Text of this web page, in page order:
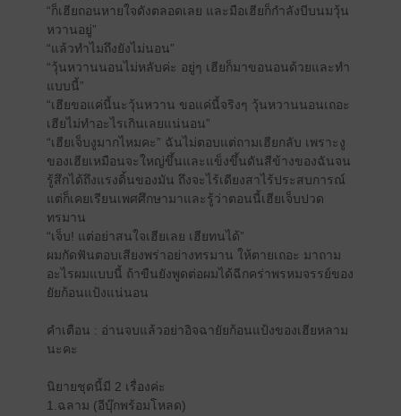
“ก็เฮียถอนหายใจดังตลอดเลย และมือเฮียก็กำลังบีบนมวุ้น
หวานอยู่”
“แล้วทำไมถึงยังไม่นอน”
“วุ้นหวานนอนไม่หลับค่ะ อยู่ๆ เฮียก็มาขอนอนด้วยและทำ
แบบนี้”
“เฮียขอแค่นี้นะวุ้นหวาน ขอแค่นี้จริงๆ วุ้นหวานนอนเถอะ
เฮียไม่ทำอะไรเกินเลยแน่นอน”
“เฮียเจ็บงูมากไหมคะ” ฉันไม่ตอบแต่ถามเฮียกลับ เพราะงู
ของเฮียเหมือนจะใหญ่ขึ้นและแข็งขึ้นดันสีข้างของฉันจน
รู้สึกได้ถึงแรงดิ้นของมัน ถึงจะไร้เดียงสาไร้ประสบการณ์
แต่ก็เคยเรียนเพศศึกษามาและรู้ว่าตอนนี้เฮียเจ็บปวด
ทรมาน
“เจ็บ! แต่อย่าสนใจเฮียเลย เฮียทนได้”
ผมกัดฟันตอบเสียงพร่าอย่างทรมาน ให้ตายเถอะ มาถาม
อะไรผมแบบนี้ ถ้าขืนยังพูดต่อผมได้ฉีกคร่าพรหมจรรย์ของ
ยัยก้อนแป้งแน่นอน
คำเตือน : อ่านจบแล้วอย่าอิจฉายัยก้อนแป้งของเฮียหลาม
นะคะ
นิยายชุดนี้มี 2 เรื่องค่ะ
1.ฉลาม (อีบุ๊กพร้อมโหลด)